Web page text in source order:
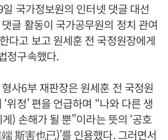
국가정보원의 인터넷 댓글 대선
글 활동이 국가공무원의 정치 관여
다고 보고 원세훈 전 국정원장에게
정구속했다.
사6부 재판장은 원세훈 전 국정원
위정’ 편을 언급하며 “나와 다른 생
) 손해가 될 뿐”이라는 뜻의 ‘공호
斯害也已)’를 인용했다. 그러면서